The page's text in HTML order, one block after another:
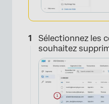
Sélectionnez les
souhaitez